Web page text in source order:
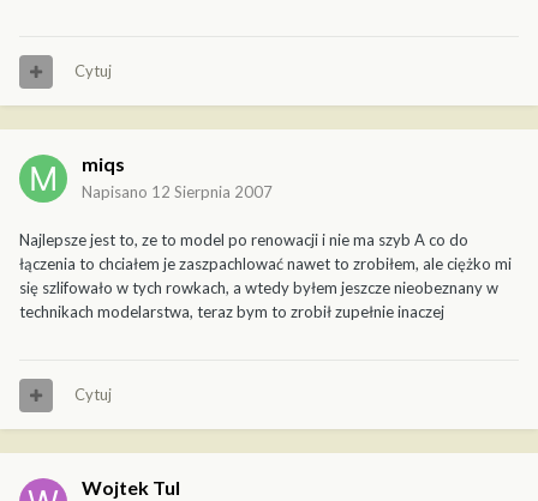
Cytuj
miqs
Napisano 12 Sierpnia 2007
Najlepsze jest to, ze to model po renowacji i nie ma szyb A co do
łączenia to chciałem je zaszpachlować nawet to zrobiłem, ale ciężko mi
się szlifowało w tych rowkach, a wtedy byłem jeszcze nieobeznany w
technikach modelarstwa, teraz bym to zrobił zupełnie inaczej
Cytuj
Wojtek Tul